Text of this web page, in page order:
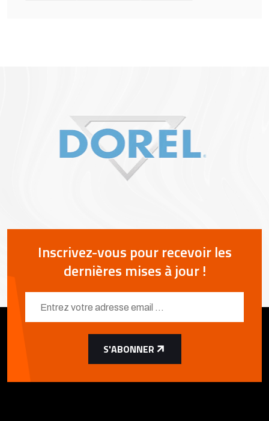
Inscrivez-vous pour recevoir les
dernières mises à jour !
S'ABONNER